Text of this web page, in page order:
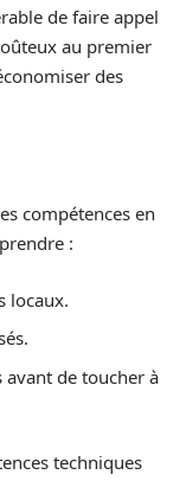
de faire appel
au premier
des
compétences en
:
locaux.
de toucher à
techniques